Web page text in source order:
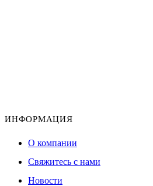
ИНФОРМАЦИЯ
О компании
Свяжитесь с нами
Новости